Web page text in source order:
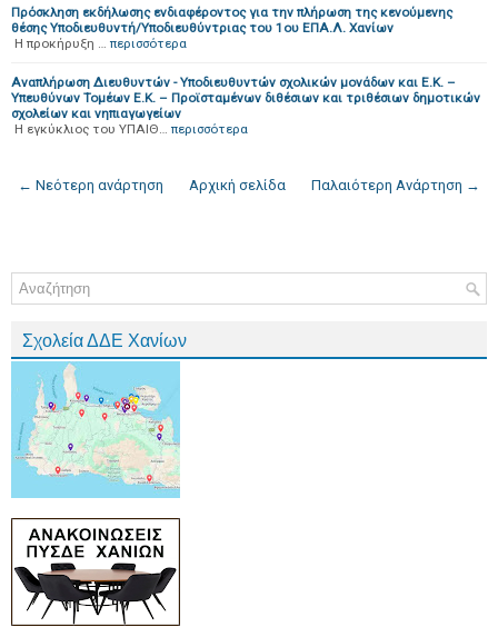
Πρόσκληση εκδήλωσης ενδιαφέροντος για την πλήρωση της κενούμενης
θέσης Υποδιευθυντή/Υποδιευθύντριας του 1ου ΕΠΑ.Λ. Χανίων
H προκήρυξη … περισσότερα
Αναπλήρωση Διευθυντών - Υποδιευθυντών σχολικών μονάδων και Ε.Κ. –
Υπευθύνων Τομέων Ε.Κ. – Προϊσταμένων διθέσιων και τριθέσιων δημοτικών
σχολείων και νηπιαγωγείων
H εγκύκλιος του ΥΠΑΙΘ… περισσότερα
← Νεότερη ανάρτηση Παλαιότερη Ανάρτηση →
Αρχική σελίδα
Σχολεία ΔΔΕ Χανίων